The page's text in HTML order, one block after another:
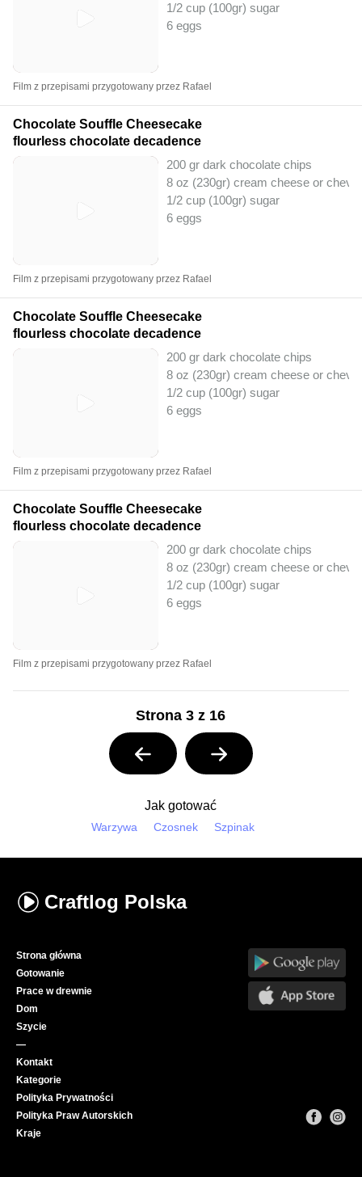
1/2 cup (100gr) sugar
6 eggs
Film z przepisami przygotowany przez Rafael
Chocolate Souffle Cheesecake
flourless chocolate decadence
200 gr dark chocolate chips
8 oz (230gr) cream cheese or chevre
1/2 cup (100gr) sugar
6 eggs
Film z przepisami przygotowany przez Rafael
Chocolate Souffle Cheesecake
flourless chocolate decadence
200 gr dark chocolate chips
8 oz (230gr) cream cheese or chevre
1/2 cup (100gr) sugar
6 eggs
Film z przepisami przygotowany przez Rafael
Chocolate Souffle Cheesecake
flourless chocolate decadence
200 gr dark chocolate chips
8 oz (230gr) cream cheese or chevre
1/2 cup (100gr) sugar
6 eggs
Film z przepisami przygotowany przez Rafael
Strona 3 z 16
Jak gotować
Warzywa Czosnek Szpinak
Craftlog Polska
Strona główna
Gotowanie
Prace w drewnie
Dom
Szycie
—
Kontakt
Kategorie
Polityka Prywatności
Polityka Praw Autorskich
Kraje